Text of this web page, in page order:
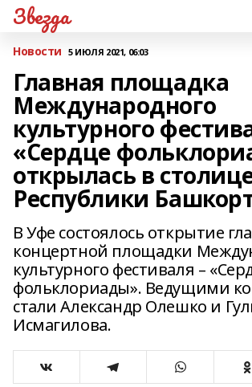
Звезда
Новости 5 ИЮЛЯ 2021, 06:03
Главная площадка
Международного
культурного
«Сердце
открылась в
Республики
В Уфе состоялось открытие
концертной площадки
культурного фестиваля –
фольклориады». Ведущими
стали Александр Олешко и
Исмагилова.